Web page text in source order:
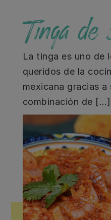
Tinga de
La tinga es uno de
queridos de la
mexicana gracias
combinación de […]